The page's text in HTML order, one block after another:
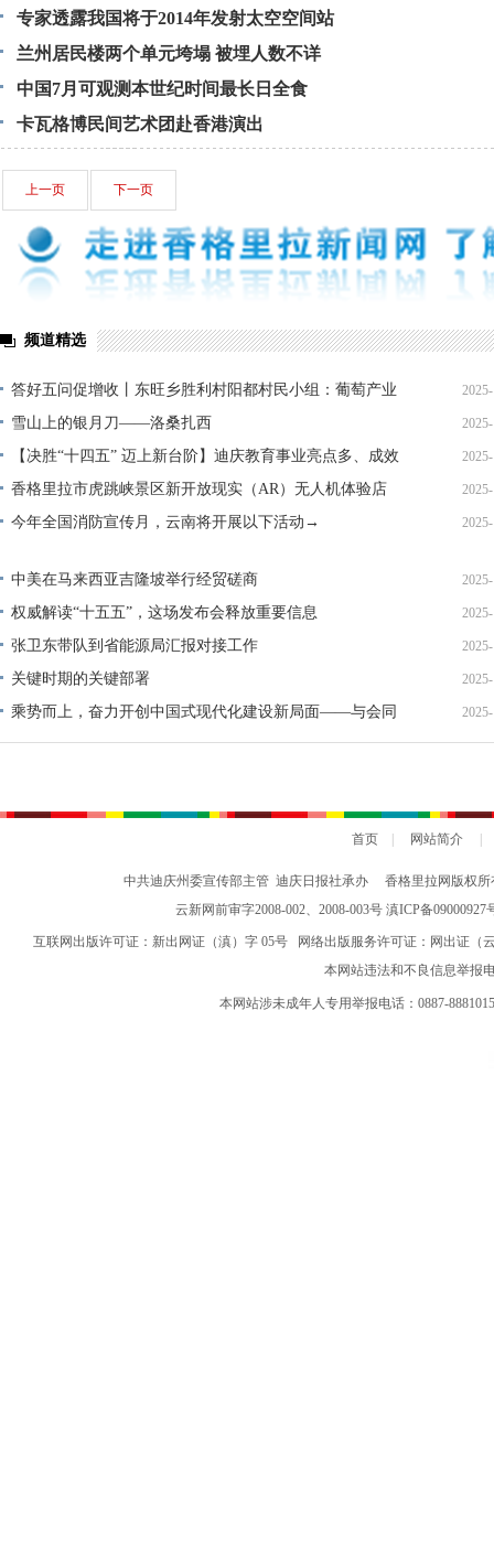
专家透露我国将于2014年发射太空空间站
兰州居民楼两个单元垮塌 被埋人数不详
中国7月可观测本世纪时间最长日全食
卡瓦格博民间艺术团赴香港演出
上一页 下一页
频道精选
答好五问促增收丨东旺乡胜利村阳都村民小组：葡萄产业
铺就“甜蜜”增收路
雪山上的银月刀——洛桑扎西
【决胜“十四五” 迈上新台阶】迪庆教育事业亮点多、成效
显——培根铸魂育桃李
香格里拉市虎跳峡景区新开放现实（AR）无人机体验店
今年全国消防宣传月，云南将开展以下活动→
中美在马来西亚吉隆坡举行经贸磋商
权威解读“十五五”，这场发布会释放重要信息
张卫东带队到省能源局汇报对接工作
关键时期的关键部署
乘势而上，奋力开创中国式现代化建设新局面——与会同
志谈贯彻落实党的二十届四中全会精神